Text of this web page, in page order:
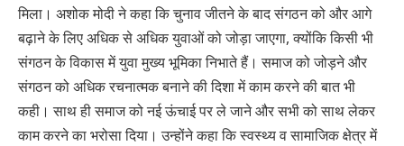
मिला। अशोक मोदी ने कहा कि चुनाव जीतने के बाद संगठन को और आगे
बढ़ाने के लिए अधिक से अधिक युवाओं को जोड़ा जाएगा, क्योंकि किसी भी
संगठन के विकास में युवा मुख्य भूमिका निभाते हैं। समाज को जोड़ने और
संगठन को अधिक रचनात्मक बनाने की दिशा में काम करने की बात भी
कही। साथ ही समाज को नई ऊंचाई पर ले जाने और सभी को साथ लेकर
काम करने का भरोसा दिया। उन्होंने कहा कि स्वस्थ्य व सामाजिक क्षेत्र में